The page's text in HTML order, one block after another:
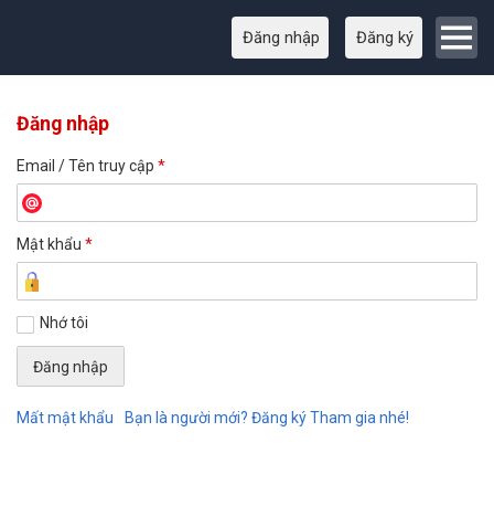
Đăng nhập Đăng ký
Đăng nhập
Email / Tên truy cập *
Mật khẩu *
Nhớ tôi
Mất mật khẩu Bạn là người mới? Đăng ký Tham gia nhé!